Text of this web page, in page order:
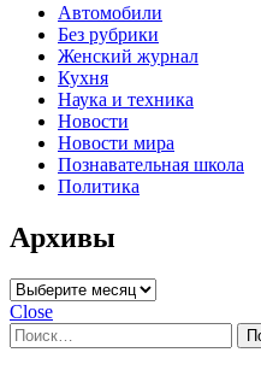
Автомобили
Без рубрики
Женский журнал
Кухня
Наука и техника
Новости
Новости мира
Познавательная школа
Политика
Архивы
Архивы
Close
Найти: